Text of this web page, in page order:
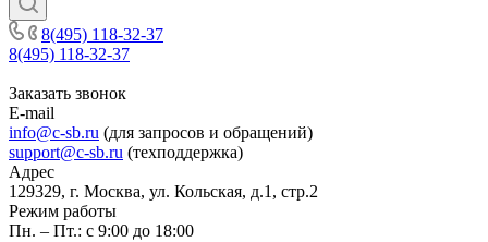
8(495) 118-32-37
8(495) 118-32-37
Заказать звонок
E-mail
info@c-sb.ru (для запросов и обращений)
support@c-sb.ru (техподдержка)
Адрес
129329, г. Москва, ул. Кольская, д.1, стр.2
Режим работы
Пн. – Пт.: с 9:00 до 18:00